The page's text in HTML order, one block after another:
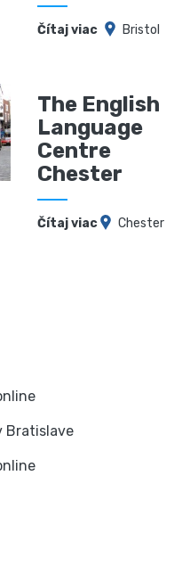
Čítaj viac Bristol
The English
Language
Centre
Chester
Čítaj viac Chester
Bratislave